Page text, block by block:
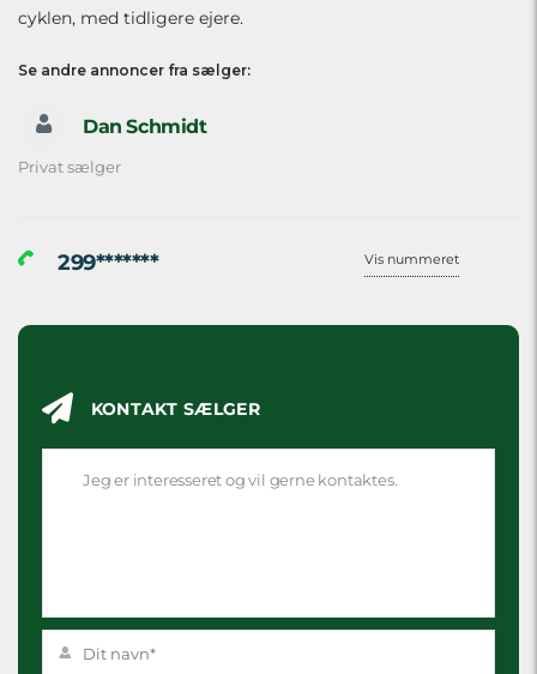
cyklen, med tidligere ejere.
Se andre annoncer fra sælger:
Dan Schmidt
Privat sælger
299******* Vis nummeret
KONTAKT SÆLGER